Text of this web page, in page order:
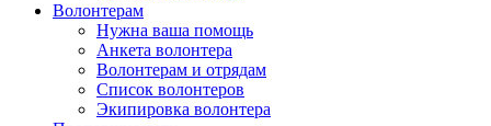
Волонтерам
Нужна ваша помощь
Анкета волонтера
Волонтерам и отрядам
Список волонтеров
Экипировка волонтера